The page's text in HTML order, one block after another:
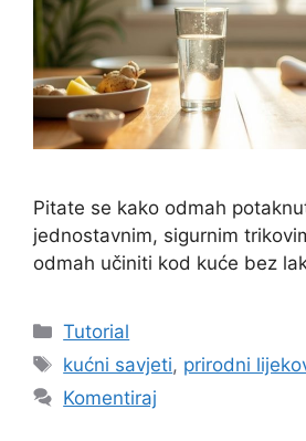
Pitate se kako odmah
jednostavnim, sigurnim
odmah učiniti kod kuće bez
Kategorije
Tutorial
Oznake
kućni savjeti, prirodni
Komentiraj